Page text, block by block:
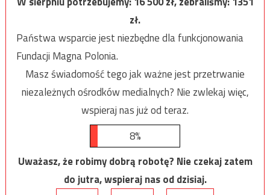
zł.
Państwa wsparcie jest niezbędne dla funkcjonowania
Fundacji Magna Polonia.
Masz świadomość tego jak ważne jest przetrwanie
niezależnych ośrodków medialnych? Nie zwlekaj więc,
wspieraj nas już od teraz.
8%
Uważasz, że robimy dobrą robotę? Nie czekaj zatem
do jutra, wspieraj nas od dzisiaj.